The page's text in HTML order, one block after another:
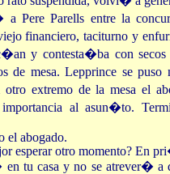
a Pere Parells entre la
financiero, taciturno y
y contesta�ba con
de mesa. Lepprince se
otro extremo de la mesa el
importancia al asun�to.
el abogado.
esperar otro momento? En
tu casa y no se atrever� a